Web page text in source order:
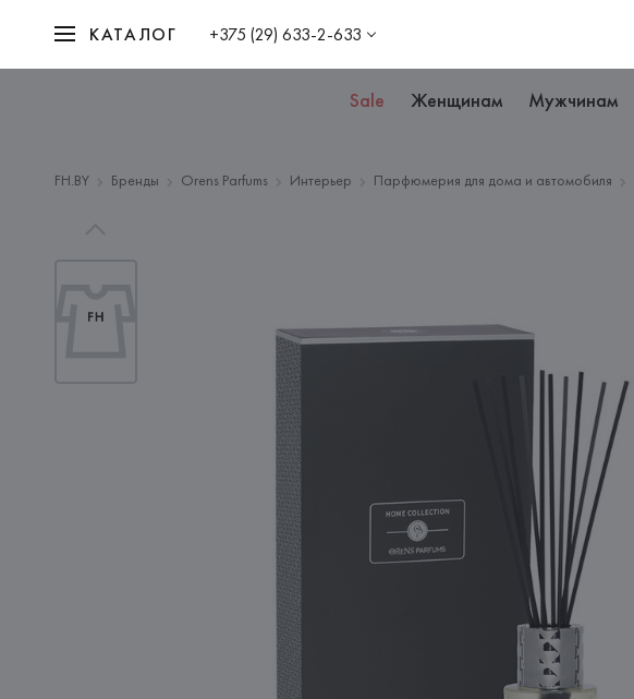
КАТАЛОГ +375 (29) 633-2-633
Sale Женщинам Мужчинам
FH.BY Бренды Orens Parfums Интерьер Парфюмерия для дома и автомобиля